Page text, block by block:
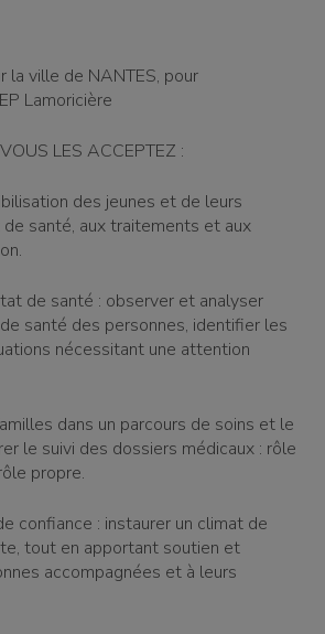
la ville de NANTES, pour
Lamoricière
LES ACCEPTEZ :
des jeunes et de leurs
de santé, aux traitements et aux
de santé : observer et analyser
de santé des personnes, identifier les
nécessitant une attention
dans un parcours de soins et le
le suivi des dossiers médicaux : rôle
propre.
confiance : instaurer un climat de
tout en apportant soutien et
accompagnées et à leurs